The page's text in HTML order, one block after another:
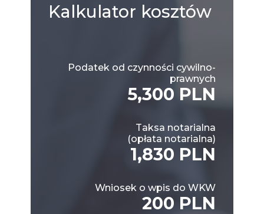
Kalkulator kosztów
Podatek od czynności cywilno-
prawnych
5,300 PLN
Taksa notarialna
(opłata notarialna)
1,830 PLN
Wniosek o wpis do WKW
200 PLN